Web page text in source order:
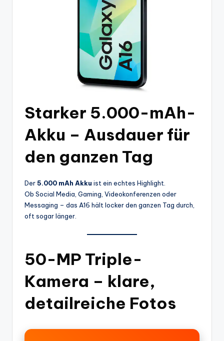
Starker 5.000-mAh-
Akku – Ausdauer für
den ganzen Tag
Der5.000 mAh Akku ist ein echtes Highlight.
Ob Social Media, Gaming, Videokonferenzen oder
Messaging – das A16 hält locker den ganzen Tag durch,
oft sogar länger.
50-MP Triple-
Kamera – klare,
detailreiche Fotos